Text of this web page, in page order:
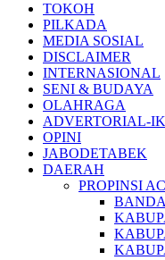
TOKOH
PILKADA
MEDIA SOSIAL
DISCLAIMER
INTERNASIONAL
SENI & BUDAYA
OLAHRAGA
ADVERTORIAL-
OPINI
JABODETABEK
DAERAH
PROPINSI